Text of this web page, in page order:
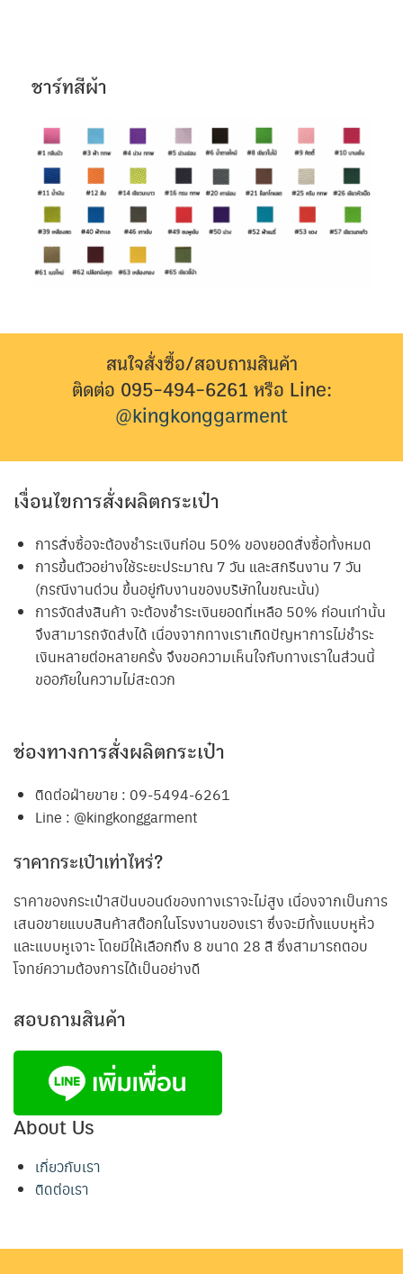
ชาร์ทสีผ้า
สนใจสั่งซื้อ/สอบถามสินค้า
ติดต่อ 095-494-6261 หรือ Line:
@kingkonggarment
เงื่อนไขการสั่งผลิตกระเป๋า
การสั่งซื้อจะต้องชำระเงินก่อน 50% ของยอดสั่งซื้อทั้งหมด
การขึ้นตัวอย่างใช้ระยะประมาณ 7 วัน และสกรีนงาน 7 วัน
(กรณีงานด่วน ขึ้นอยู่กับงานของบริษัทในขณะนั้น)
การจัดส่งสินค้า จะต้องชำระเงินยอดที่เหลือ 50% ก่อนเท่านั้น
จึงสามารถจัดส่งได้ เนื่องจากทางเราเกิดปัญหาการไม่ชำระ
เงินหลายต่อหลายครั้ง จึงขอความเห็นใจกับทางเราในส่วนนี้
ขออภัยในความไม่สะดวก
ช่องทางการสั่งผลิตกระเป๋า
ติดต่อฝ่ายขาย : 09-5494-6261
Line : @kingkonggarment
ราคากระเป๋าเท่าไหร่?
ราคาของกระเป๋าสปันบอนด์ของทางเราจะไม่สูง เนื่องจากเป็นการ
เสนอขายแบบสินค้าสต๊อกในโรงงานของเรา ซึ่งจะมีทั้งแบบหูหิ้ว
และแบบหูเจาะ โดยมีให้เลือกถึง 8 ขนาด 28 สี ซึ่งสามารถตอบ
โจทย์ความต้องการได้เป็นอย่างดี
สอบถามสินค้า
About Us
เกี่ยวกับเรา
ติดต่อเรา